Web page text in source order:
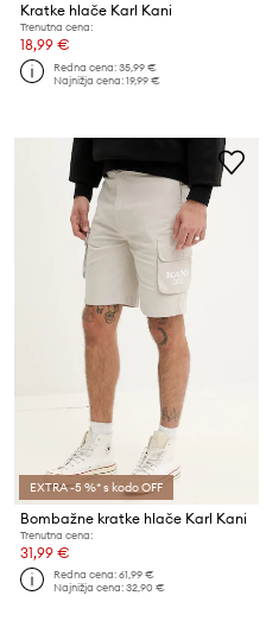
Kratke hlače Karl Kani
Trenutna cena:
18,99 €
Redna cena:35,99 €
Najnižja cena:19,99 €
EXTRA -5 %* s kodo OFF
Bombažne kratke hlače Karl Kani
Trenutna cena:
31,99 €
Redna cena:61,99 €
Najnižja cena:32,90 €